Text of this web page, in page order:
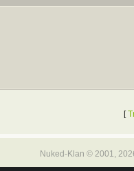
[
Nuked-Klan © 2001,